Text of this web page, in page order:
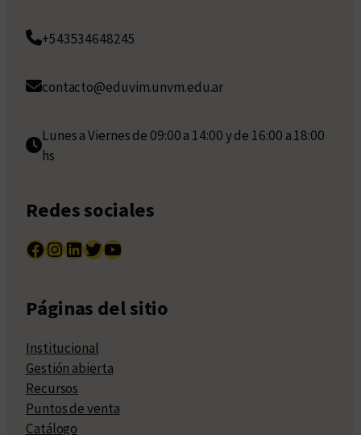
+543534648245
contacto@eduvim.unvm.edu.ar
Lunes a Viernes de 09:00 a 14:00 y de 16:00 a 18:00
hs
Redes sociales
Facebook InstagramLinkedIn Twitter YouTube
Páginas del sitio
Institucional
Gestión abierta
Recursos
Puntos de venta
Catálogo